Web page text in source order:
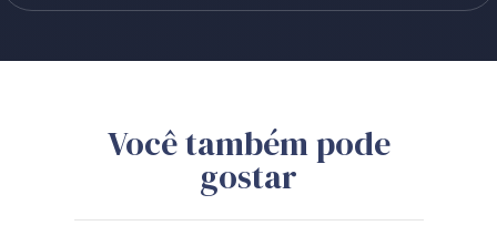
Você também pode
gostar